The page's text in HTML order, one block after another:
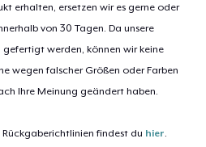
erhalten, ersetzen wir es gerne oder
von 30 Tagen. Da unsere
werden, können wir keine
wegen falscher Größen oder Farben
Ihre Meinung geändert haben.
findest du hier.